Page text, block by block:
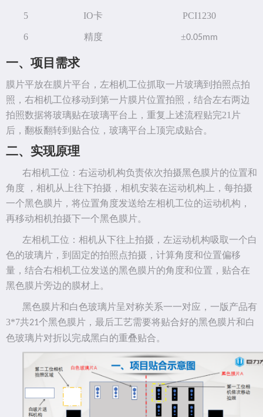
5 IO卡 PCI1230
6 精度 ±0.05mm
一、 项目需求
膜片平放在膜片平台，左相机工位抓取一片玻璃到拍照点拍
照，右相机工位移动到第一片膜片位置拍照，结合左右两边
拍照数据将玻璃贴在玻璃平台上，重复上述流程贴完21 片
后，翻板翻转到贴合位，玻璃平台上顶完成贴合。
二、 实现原理
右相机工位：右运动机构负责依次拍摄黑色膜片的位置和
角度
，相机从上往下拍摄，相机安装在运动机构上，每拍摄
一个黑色膜片，将位置角度发送给左相机工位的运动机构，
再移动相机拍摄下一个黑色膜片。
左相机工位：相机从下往上拍摄，左运动机构吸取一个白
色的玻璃片，到固定的拍照点拍摄，计算角度和位置偏移
量，结合右相机工位发送的黑色膜片的角度和位置，贴合在
黑色膜片旁边的膜材上。
黑色膜片和白色玻璃片呈对称关系一一对应，一版产品有
3*7共21个黑色膜片，最后工艺需要将贴合好的黑色膜片和白
色玻璃片对折以完成黑白的重叠贴合。